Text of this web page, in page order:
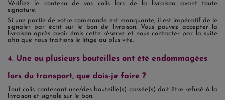
Vérifiez le contenu de vos colis lors de la livraison avant toute
signature.
Si une partie de votre commande est manquante, il est impératif de le
signaler par écrit sur le bon de livraison. Vous pouvez accepter la
livraison après avoir émis cette réserve et nous contacter par la suite
afin que nous traitions le litige au plus vite.
4. Une ou plusieurs bouteilles ont été endommagées
lors du transport, que dois-je faire ?
Tout colis contenant une/des bouteille(s) cassée(s) doit être refusé à la
livraison et signalé sur le bon.